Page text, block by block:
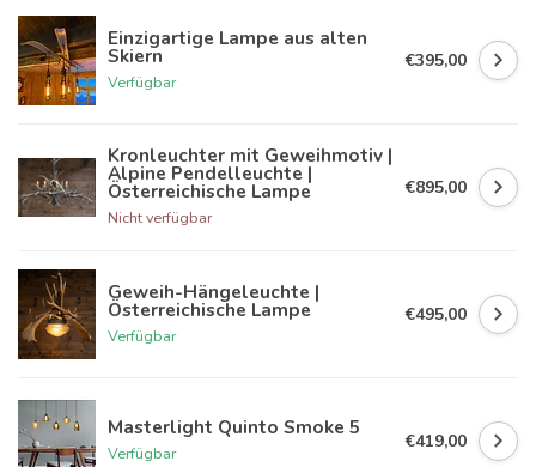
Einzigartige Lampe aus alten
Skiern
Verfügbar
€395,00
Kronleuchter mit Geweihmotiv |
Alpine Pendelleuchte |
Österreichische Lampe
Nicht verfügbar
€895,00
Geweih-Hängeleuchte |
Österreichische Lampe
Verfügbar
€495,00
Masterlight Quinto Smoke 5
Verfügbar
€419,00